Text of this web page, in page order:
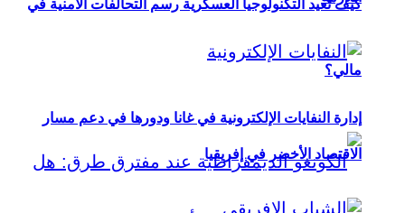
كيف تعيد التكنولوجيا العسكرية رسم التحالفات الأمنية في
مالي؟
إدارة النفايات الإلكترونية في غانا ودورها في دعم مسار
الاقتصاد الأخضر في إفريقيا